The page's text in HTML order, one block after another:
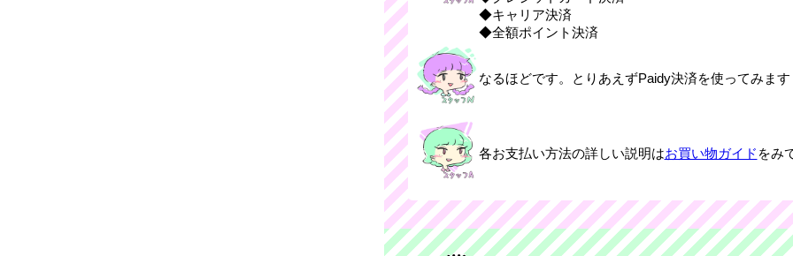
◆キャリア決済
◆全額ポイント決済
なるほどです。とりあえずPaidy決済を使ってみます
各お支払い方法の詳しい説明はお買い物ガイド をみ